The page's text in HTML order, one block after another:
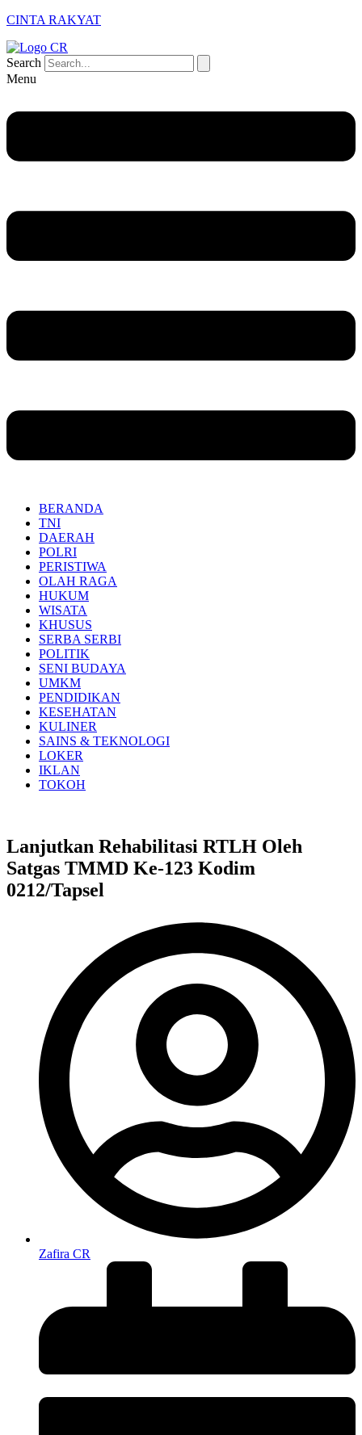
CINTA RAKYAT
Search
Menu
BERANDA
TNI
DAERAH
POLRI
PERISTIWA
OLAH RAGA
HUKUM
WISATA
KHUSUS
SERBA SERBI
POLITIK
SENI BUDAYA
UMKM
PENDIDIKAN
KESEHATAN
KULINER
SAINS & TEKNOLOGI
LOKER
IKLAN
TOKOH
Lanjutkan Rehabilitasi RTLH Oleh
Satgas TMMD Ke-123 Kodim
0212/Tapsel
Zafira CR